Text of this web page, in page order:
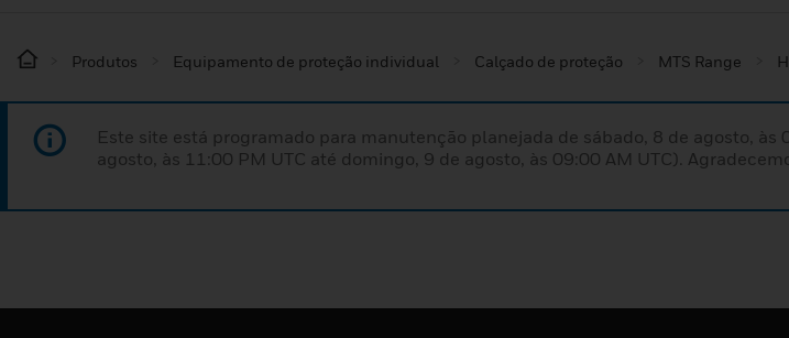
Produtos Equipamento de proteção individual Calçado de proteção MTS Range
Este site está programado para manutenção planejada de sábado, 8 de agosto,
agosto, às 11:00 PM UTC até domingo, 9 de agosto, às 09:00 AM UTC).